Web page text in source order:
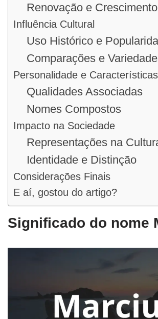
Renovação e Crescimento
Influência Cultural
Uso Histórico e
Comparações e
Personalidade e Características
Qualidades Associadas
Nomes Compostos
Impacto na Sociedade
Representações na
Identidade e Distinção
Considerações Finais
E aí, gostou do artigo?
Significado do nome